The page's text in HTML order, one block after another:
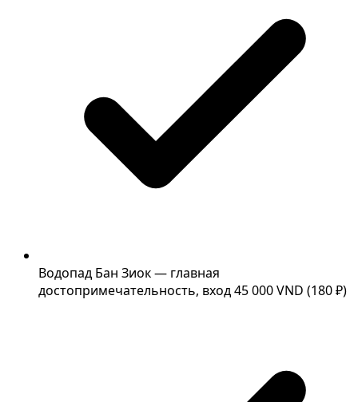
Водопад Бан Зиок — главная
достопримечательность, вход 45 000 VND (180 ₽)